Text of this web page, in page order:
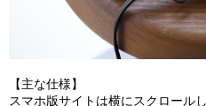
【主な仕様】
スマホ版サイトは横にスクロール